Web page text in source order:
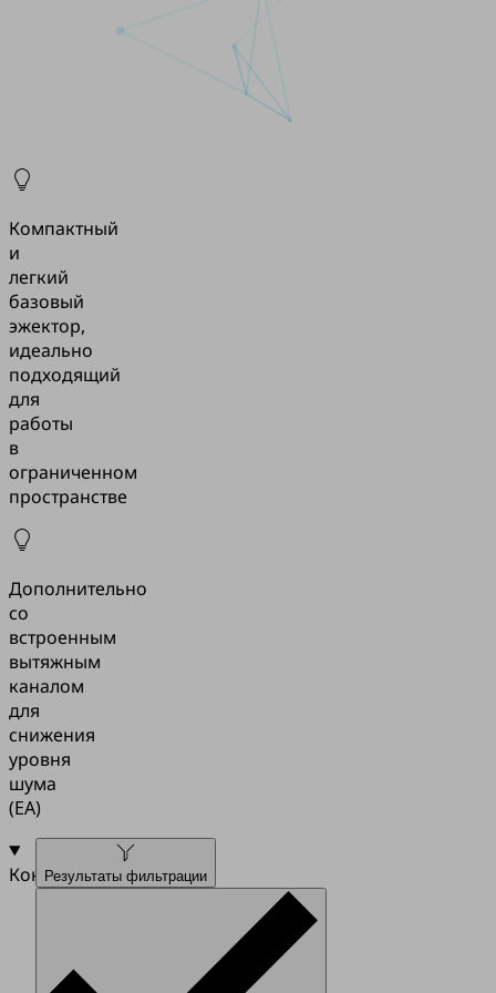
Компактный
и
легкий
базовый
эжектор,
идеально
подходящий
для
работы
в
ограниченном
пространстве
Дополнительно
со
встроенным
вытяжным
каналом
для
снижения
уровня
шума
(EA)
Конструкция
Результаты фильтрации